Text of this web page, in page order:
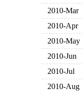
2010-Mar
2010-Apr
2010-May
2010-Jun
2010-Jul
2010-Aug